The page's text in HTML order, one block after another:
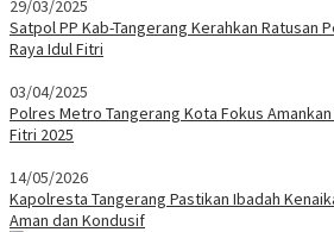
29/03/2025
Satpol PP Kab-Tangerang Kerahkan Ratusan
Raya Idul Fitri
03/04/2025
Polres Metro Tangerang Kota Fokus
Fitri 2025
14/05/2026
Kapolresta Tangerang Pastikan Ibadah
Aman dan Kondusif